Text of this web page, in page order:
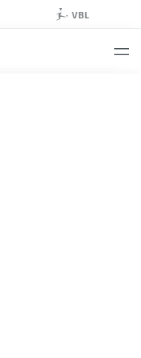
VBL